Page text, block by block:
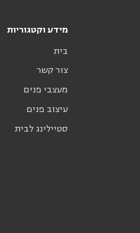
מידע וקטגוריות
בית
צור קשר
מעצבי פנים
עיצוב פנים
סטיילינג לבית